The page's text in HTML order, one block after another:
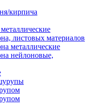
кирпича
листовых материалов
металлические
нейлоновые,